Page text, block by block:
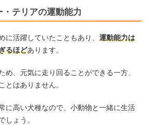
テリアの運動能力
に活躍していたこともあり、 運動能力は
るほどあります。
め、元気に走り回ることができる一方、
とはありません。
に高い犬種なので、小動物と一緒に生活
しょう。